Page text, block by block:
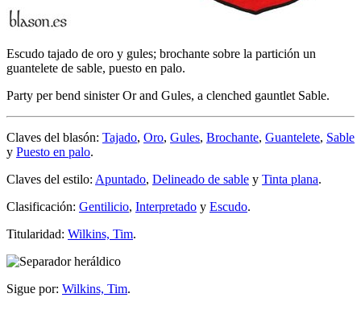
Escudo tajado de oro y gules; brochante sobre la partición un
guantelete de sable, puesto en palo.
Party per bend sinister Or and Gules, a clenched gauntlet Sable.
Claves del blasón: Tajado, Oro, Gules, Brochante, Guantelete, Sable
y Puesto en palo.
Claves del estilo: Apuntado, Delineado de sable y Tinta plana.
Clasificación: Gentilicio, Interpretado y Escudo.
Titularidad: Wilkins, Tim.
Sigue por: Wilkins, Tim.